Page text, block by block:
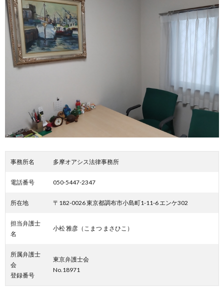
事務所名 多摩オアシス法律事務所
電話番号 050-5447-2347
所在地 〒182-0026 東京都調布市小島町1-11-6 エンケ302
担当弁護士
名
小松 雅彦（こまつ まさひこ）
所属弁護士
会
登録番号
東京弁護士会
No.18971